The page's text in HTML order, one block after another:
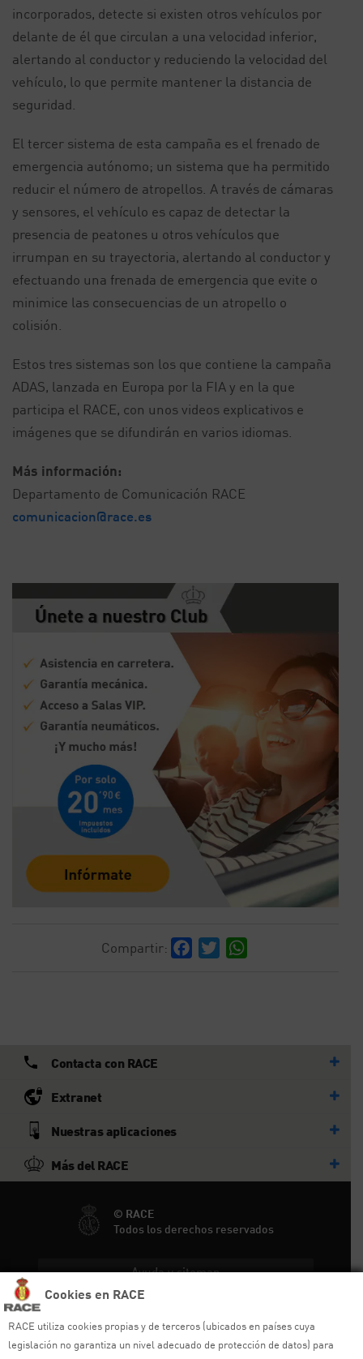
Cookies en RACE
RACE utiliza cookies propias y de terceros (ubicados en países cuya
legislación no garantiza un nivel adecuado de protección de datos) para
incorporados, detecte si existen otros vehículos por
delante de él que circulan a una velocidad inferior,
alertando al conductor y reduciendo la velocidad del
vehículo, lo que permite mantener la distancia de
seguridad.
El tercer sistema de esta campaña es el frenado de
emergencia autónomo; un sistema que ha permitido
reducir el número de atropellos. A través de cámaras
y sensores, el vehículo es capaz de detectar la
presencia de peatones u otros vehículos que
irrumpan en su trayectoria, alertando al conductor y
efectuando una frenada de emergencia que evite o
minimice las consecuencias de un atropello o
colisión.
Estos tres sistemas son los que contiene la campaña
ADAS, lanzada en Europa por la FIA y en la que
participa el RACE, con unos videos explicativos e
imágenes que se difundirán en varios idiomas.
Más información:
Departamento de Comunicación RACE
comunicacion@race.es
Compartir: Facebook
Twitter
Contacta con RACE
Extranet
Nuestras aplicaciones
Más del RACE
© RACE
Todos los derechos reservados
Ayuda y sitemap
Política de privacidad